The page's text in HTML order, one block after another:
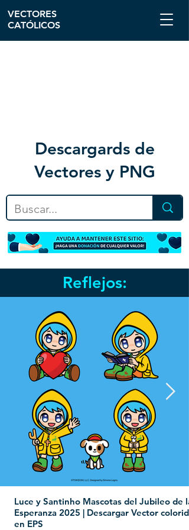
Descargards de
Vectores y PNG
VECTORES
CATÓLICOS
Reflejos:
Luce y Santinho Mascotas del Jubileo de la
Esperanza 2025 | Descargar Vector colorido
en EPS